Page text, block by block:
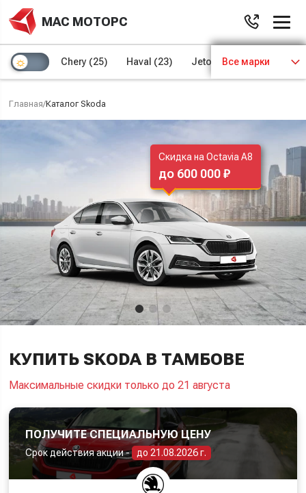
МАС МОТОРС
Chery (25) Haval (23) Jetour (8) Kaiyi (4)
Все марки
Главная/Каталог Skoda
КУПИТЬ SKODA В ТАМБОВЕ
Максимальные скидки только до 21 августа
ПОЛУЧИТЕ СПЕЦИАЛЬНУЮ ЦЕНУ
Срок действия акции - до 21.08.2026 г.
Скидка на Octavia A8
до 600 000 ₽